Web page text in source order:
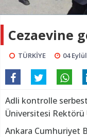
Cezaevine
TÜRKİYE 04
Adli kontrolle
Üniversitesi
Ankara Cumhuriyet